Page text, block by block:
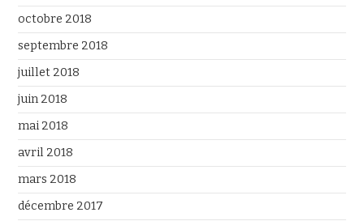
octobre 2018
septembre 2018
juillet 2018
juin 2018
mai 2018
avril 2018
mars 2018
décembre 2017